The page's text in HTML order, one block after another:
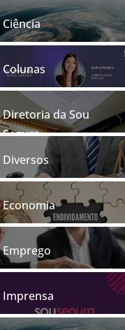
Ciência
Colunas
Diretoria da Sou
Segura
Diversos
Economia
Emprego
Imprensa